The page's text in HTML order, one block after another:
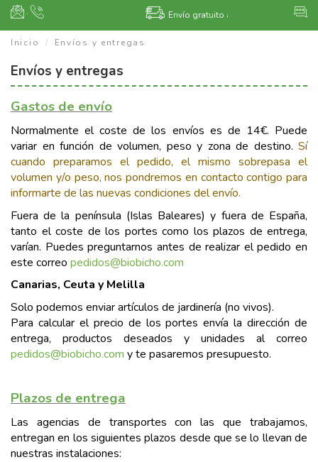
· Envío gratuito a partir de 400€.
Inicio Envíos y entregas
Envíos y entregas
Gastos de envío
Normalmente el coste de los envíos es de 14€. Puede
variar en función de volumen, peso y zona de destino. Sí
cuando preparamos el pedido, el mismo sobrepasa el
volumen y/o peso, nos pondremos en contacto contigo para
informarte de las nuevas condiciones del envío.
Fuera de la península (Islas Baleares) y fuera de España,
tanto el coste de los portes como los plazos de entrega,
varían. Puedes preguntarnos antes de realizar el pedido en
este correo pedidos@biobicho.com
Canarias, Ceuta y Melilla
Solo podemos enviar artículos de jardinería (no vivos).
Para calcular el precio de los portes envía la dirección de
entrega, productos deseados y unidades al correo
pedidos@biobicho.com y te pasaremos presupuesto.
Plazos de entrega
Las agencias de transportes con las que trabajamos,
entregan en los siguientes plazos desde que se lo llevan de
nuestras instalaciones: